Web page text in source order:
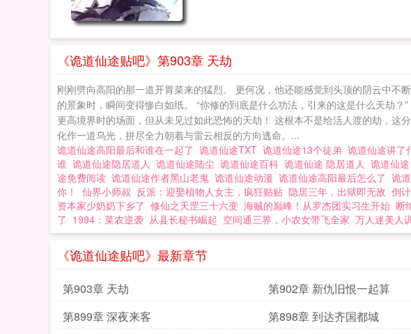
《诡道仙途贴吧》第903章 天劫
刚刚劈向高阳的那一道开胃菜来的猛烈。 更何况，他还能感觉到头顶的阴云中
的景象时，瞬间变得惨白如纸。 “你修的到底是什么功法，引来的这是什么天劫
更高境界时的场面，但从未见过如此恐怖的天劫！ 这根本不是给活人渡的劫，
化作一道乌光，拼尽全力朝着与雷云相反的方向逃命。...
诡道仙途高阳最后和谁在一起了 诡道仙途TXT 诡道仙途13个徒弟 诡道仙途讲了
谁 诡道仙途隐居道人 诡道仙途陆尘 诡道仙途百科 诡道仙途 隐居道人 诡道仙
途免费阅读 诡道仙途作者黑山老鬼 诡道仙途动漫 诡道仙途高阳最后怎么了 诡
你！
仙界小师叔 反派：迎娶植物人女主，疯狂贴贴 隐居三年，出狱即无敌 倒
资本家少奶奶下乡了 修仙之天罡三十六变 海贼的巅峰！从罗杰团实习生开始 断
了 1994：菜农逆袭 从县长秘书崛起 空间通三界，小农女带飞全家 万人迷美人
《诡道仙途贴吧》最新章节
第903章 天劫 第902章 新仇旧恨一起算
第899章 深夜来客
第898章 到达齐国都城